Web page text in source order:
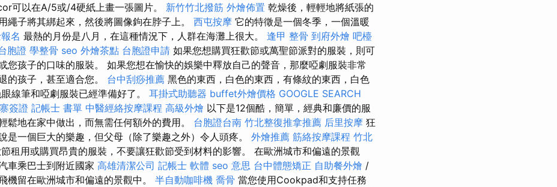
可以在A/5或/4硬紙上畫一張圖片。 新竹竹北撥筋 外燴佈置 乾燥後，輕輕地將紙張的
繩子將其綁起來，然後將圖像鉤在脖子上。 西屯按摩 它的特徵是一個冬季，一個溫暖
名 最熱的月份是八月，在這種情況下，人群在海灘上很大。 逢甲 整骨 到府外燴 吧檯
胞證 學整骨 seo 外燴茶點 台胞證申請 如果您想購買狂歡節或萬聖節派對的服裝，則可
您孩子的口味的服裝。 如果您想在愉快的娛樂中釋放自己的聲音，那麼啞劇服裝非常
的孩子，甚至適合您。 台中刮痧推薦 黑色的東西，白色的東西，有條紋的東西，白色
線筆和啞劇服裝已經準備好了。 耳掛式助聽器 buffet外燴價格 GOOGLE SEARCH
簽證 記帳士 書單 中醫經絡按摩課程 高級外燴 以下是12個酷，簡單，經典和廉價的服
鬆地在家中做出，而無需任何額外的費用。 台胞證台南 竹北整復推拿推薦 后里按摩 狂
是一個巨大的樂趣，但父母（除了樂趣之外）令人頭疼。 外燴推薦 筋絡按摩課程 竹北
租用或購買昂貴的服裝，不要讓狂歡節受到材料的影響。 在歐洲城市和偏遠的景觀
車乘巴士到附近國家 高雄清潔公司 記帳士 軟體 seo 意思 台中體態矯正 自助餐外燴 /
機留在歐洲城市和偏遠的景觀中。 半自動咖啡機 喬骨 當您使用Cookpad和支持任務